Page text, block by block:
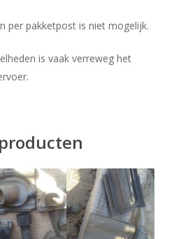
per pakketpost is niet mogelijk.
is vaak verreweg het